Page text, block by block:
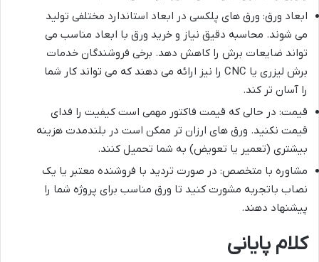
ابعاد ورق: ورق های پلکسی در ابعاد استاندارد مختلفی تولید
می شوند. محاسبه دقیق نیاز و خرید ورق با ابعاد مناسب می
تواند ضایعات برش را کاهش دهد. برخی فروشندگان خدمات
برش لیزری یا CNC را نیز ارائه می دهند که می تواند کار شما
را آسان تر کند.
قیمت: در حالی که قیمت فاکتور مهمی است کیفیت را فدای
قیمت نکنید. ورق های ارزان تر ممکن است در بلندمدت هزینه
بیشتری (تعمیر یا تعویض) به شما تحمیل کنند.
مشاوره با متخصص: در صورت تردید با فروشنده معتبر یا یک
نصاب باتجربه مشورت کنید تا ورق مناسب برای پروژه شما را
پیشنهاد دهند.
کلام پایانی